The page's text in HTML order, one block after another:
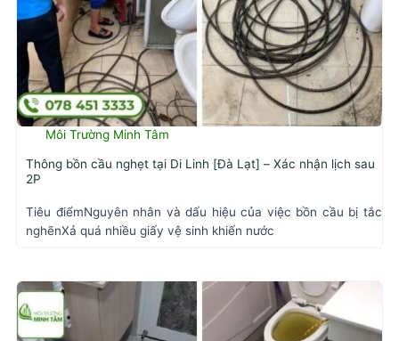
Môi Trường Minh Tâm
Thông bồn cầu nghẹt tại Di Linh [Đà Lạt] – Xác nhận lịch sau
2P
Tiêu điểmNguyên nhân và dấu hiệu của việc bồn cầu bị tắc
nghẽnXả quá nhiều giấy vệ sinh khiến nước